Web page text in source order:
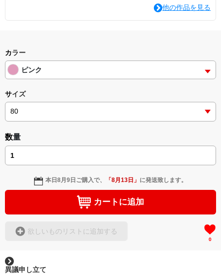
他の作品を見る
カラー
ピンク
サイズ
数量
本日8月9日 ご購入で、 「8月13日 」 に発送致します。
カートに追加
欲しいものリストに追加する
0
異議申し立て